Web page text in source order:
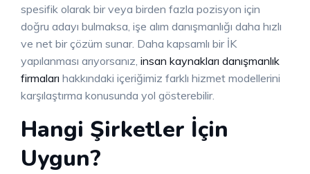
spesifik olarak bir veya birden fazla pozisyon için
doğru adayı bulmaksa, işe alım danışmanlığı daha hızlı
ve net bir çözüm sunar. Daha kapsamlı bir İK
yapılanması arıyorsanız, insan kaynakları danışmanlık
firmaları hakkındaki içeriğimiz farklı hizmet modellerini
karşılaştırma konusunda yol gösterebilir.
Hangi Şirketler İçin
Uygun?